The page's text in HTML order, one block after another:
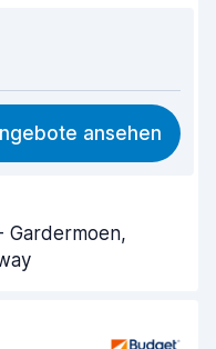
8,4
8,6
ansehen
Gardermoen,